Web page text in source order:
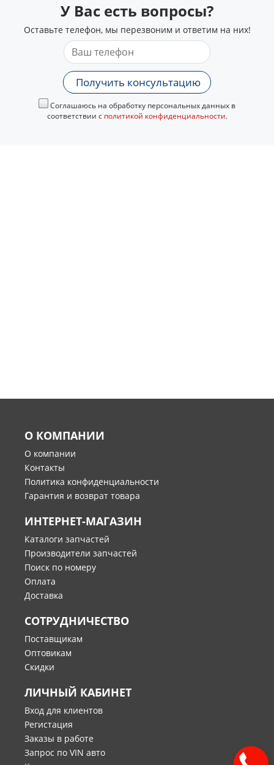
У Вас есть вопросы?
Оставьте телефон, мы перезвоним и ответим на них!
Получить консультацию
Соглашаюсь на обработку персональных данных в
соответствии с политикой конфиденциальности.
О КОМПАНИИ
О компании
Контакты
Политика конфиденциальности
Гарантия и возврат товара
ИНТЕРНЕТ-МАГАЗИН
Каталоги запчастей
Производители запчастей
Поиск по номеру
Оплата
Доставка
СОТРУДНИЧЕСТВО
Поставщикам
Оптовикам
Скидки
ЛИЧНЫЙ КАБИНЕТ
Вход для клиентов
Регистация
Заказы в работе
Запрос по VIN авто